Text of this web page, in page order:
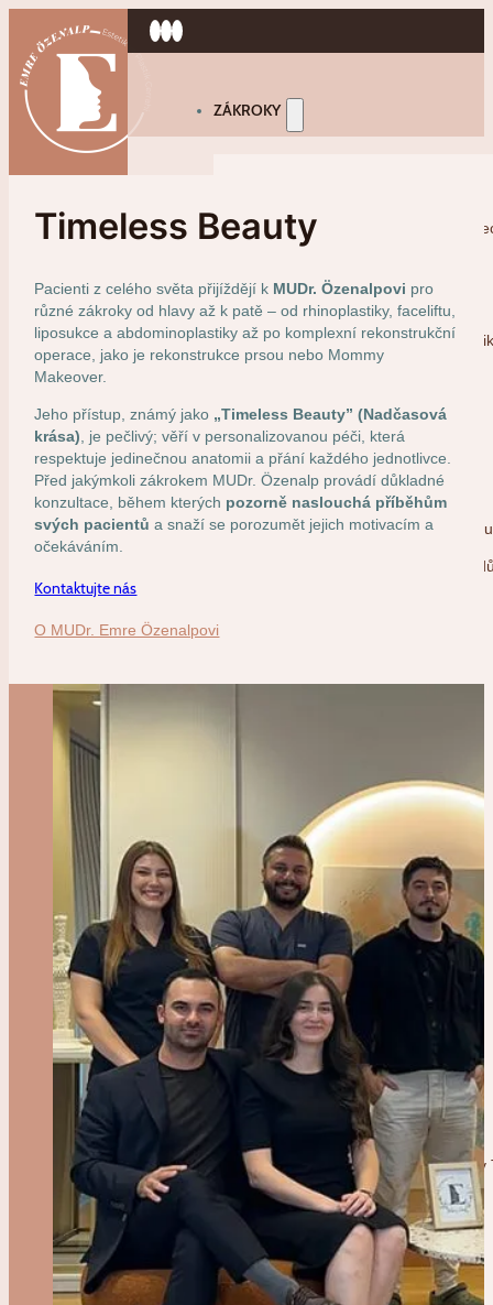
ZÁKROKY
Rhinoplastika (Operace nosu) v
Browlift (Lifting Obočí) v Turecku
Operace Očních Víček
Lip Lift v Turecku
Bichektomie v Turecku
Otoplastika (Plastika Uší) v Turecku
Lipotransfer (Přenos Tuku) v Turecku
Dimpleplastika (Operace vytvoření
Motiva Preserve v Turecku
Zvětšení Prsou v Turecku
Modelace Prsou v Turecku
Zmenšení Prsou v Turecku
Rekonstrukce Prsou v Turecku
Gynekomastie v Turecku
Operace Těla
Mommy Makeover v Turecku
Abdominoplastika (Plastika Břicha) v
Liposukce v Turecku
BBL v Turecku
Plastika Paží v Turecku
Timeless Beauty
Pacienti z celého světa přijíždějí k MUDr. Özenalpovi pro
různé zákroky od hlavy až k patě – od rhinoplastiky, faceliftu,
liposukce a abdominoplastiky až po komplexní rekonstrukční
operace, jako je rekonstrukce prsou nebo Mommy
Makeover.
Jeho přístup, známý jako „Timeless Beauty” (Nadčasová
krása) , je pečlivý; věří v personalizovanou péči, která
respektuje jedinečnou anatomii a přání každého jednotlivce.
Před jakýmkoli zákrokem MUDr. Özenalp provádí důkladné
konzultace, během kterých pozorně naslouchá příběhům
svých pacientů a snaží se porozumět jejich motivacím a
očekáváním.
Kontaktujte nás
O MUDr. Emre Özenalpovi